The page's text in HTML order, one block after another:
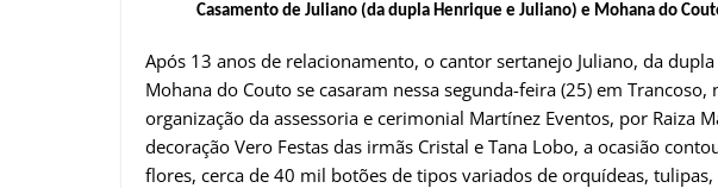
Casamento de Juliano (da dupla Henrique e Juliano) e Mohana do
Após 13 anos de relacionamento, o cantor sertanejo Juliano, da
Mohana do Couto se casaram nessa segunda-feira (25) em Trancoso,
organização da assessoria e cerimonial Martínez Eventos, por Raiza
decoração Vero Festas das irmãs Cristal e Tana Lobo, a ocasião
flores, cerca de 40 mil botões de tipos variados de orquídeas,